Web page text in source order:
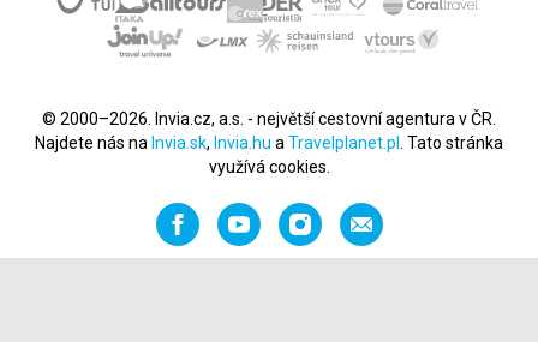
© 2000–2026. Invia.cz, a.s. - největší cestovní agentura v ČR.
Najdete nás na Invia.sk, Invia.hu a Travelplanet.pl
. Tato stránka
využívá cookies.
FacebookYouTubeInstagramNapište
nám